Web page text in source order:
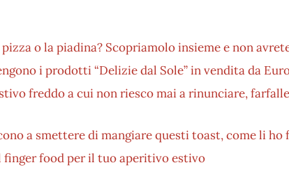
pizza o la piadina? Scopriamolo insieme e non
i prodotti “Delizie dal Sole” in vendita da
freddo a cui non riesco mai a rinunciare,
a smettere di mangiare questi toast, come li ho
finger food per il tuo aperitivo estivo